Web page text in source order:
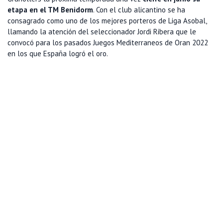
etapa en el TM Benidorm. Con el club alicantino se ha
consagrado como uno de los mejores porteros de Liga Asobal,
llamando la atención del seleccionador Jordi Ribera que le
convocó para los pasados Juegos Mediterraneos de Oran 2022
en los que España logró el oro.